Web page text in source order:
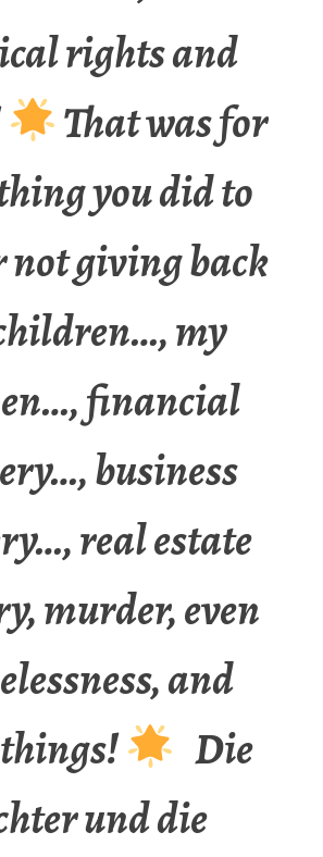
rights and
That was for
you did to
not giving back
my
financial
business
real estate
murder, even
and
Die
und die